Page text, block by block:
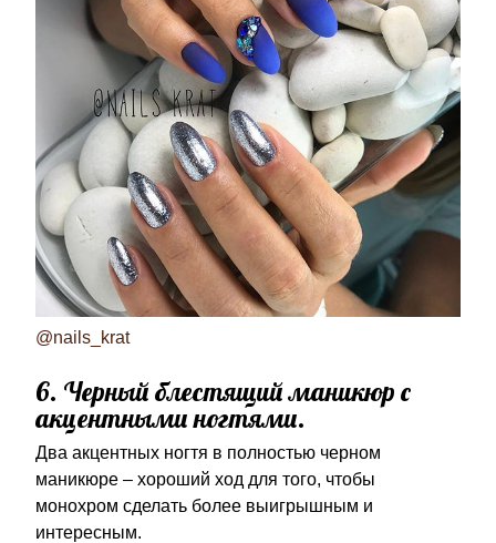
@nails_krat
6. Черный блестящий маникюр с
акцентными ногтями.
Два акцентных ногтя в полностью черном
маникюре – хороший ход для того, чтобы
монохром сделать более выигрышным и
интересным.